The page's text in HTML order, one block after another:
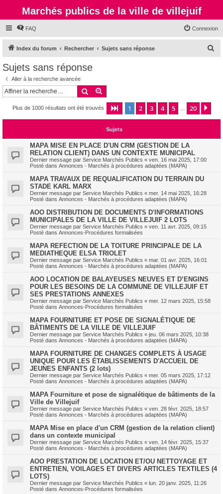
Marchés publics de la ville de villejuif
FAQ Connexion
Index du forum Rechercher Sujets sans réponse
c
Sujets sans réponse
Aller à la recherche avancée
Rechercher
Plus de 1000 résultats ont été trouvés Page 1sur20
1 2 3 4 5 20
Sujets
MAPA MISE EN PLACE D'UN CRM (GESTION DE LA
RELATION CLIENT) DANS UN CONTEXTE MUNICIPAL
Dernier message par Service Marchés Publics « ven. 16 mai 2025, 17:00
Posté dans Annonces - Marchés à procédures adaptées (MAPA)
MAPA TRAVAUX DE REQUALIFICATION DU TERRAIN DU
STADE KARL MARX
Dernier message par Service Marchés Publics « mer. 14 mai 2025, 16:28
Posté dans Annonces - Marchés à procédures adaptées (MAPA)
AOO DISTRIBUTION DE DOCUMENTS D'INFORMATIONS
MUNICIPALES DE LA VILLE DE VILLEJUIF 2 LOTS
Dernier message par Service Marchés Publics « ven. 11 avr. 2025, 09:15
Posté dans Annonces-Procédures formalisées
MAPA REFECTION DE LA TOITURE PRINCIPALE DE LA
MEDIATHEQUE ELSA TRIOLET
Dernier message par Service Marchés Publics « mar. 01 avr. 2025, 16:01
Posté dans Annonces - Marchés à procédures adaptées (MAPA)
AOO LOCATION DE BALAYEUSES NEUVES ET D’ENGINS
POUR LES BESOINS DE LA COMMUNE DE VILLEJUIF ET
SES PRESTATIONS ANNEXES
Dernier message par Service Marchés Publics « mer. 12 mars 2025, 15:58
Posté dans Annonces-Procédures formalisées
MAPA FOURNITURE ET POSE DE SIGNALÉTIQUE DE
BÂTIMENTS DE LA VILLE DE VILLEJUIF
Dernier message par Service Marchés Publics « jeu. 06 mars 2025, 10:38
Posté dans Annonces - Marchés à procédures adaptées (MAPA)
MAPA FOURNITURE DE CHANGES COMPLETS À USAGE
UNIQUE POUR LES ÉTABLISSEMENTS D'ACCUEIL DE
JEUNES ENFANTS (2 lots)
Dernier message par Service Marchés Publics « mer. 05 mars 2025, 17:12
Posté dans Annonces - Marchés à procédures adaptées (MAPA)
MAPA Fourniture et pose de signalétique de bâtiments de la
Ville de Villejuif
Dernier message par Service Marchés Publics « ven. 28 févr. 2025, 18:57
Posté dans Annonces - Marchés à procédures adaptées (MAPA)
MAPA Mise en place d'un CRM (gestion de la relation client)
dans un contexte municipal
Dernier message par Service Marchés Publics « ven. 14 févr. 2025, 15:37
Posté dans Annonces - Marchés à procédures adaptées (MAPA)
AOO PRESTATION DE LOCATION ET/OU NETTOYAGE ET
ENTRETIEN, VOILAGES ET DIVERS ARTICLES TEXTILES (4
LOTS)
Dernier message par Service Marchés Publics « lun. 20 janv. 2025, 11:26
Posté dans Annonces-Procédures formalisées